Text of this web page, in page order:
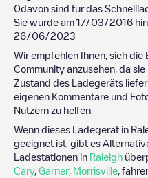
0davon sind für das
Sie wurde am 17/03/2016
26/06/2023
Wir empfehlen Ihnen, sich die
Community anzusehen, da
Zustand des Ladegeräts
eigenen Kommentare und
Nutzern zu helfen.
Wenn dieses Ladegerät in
geeignet ist, gibt es
Ladestationen in Raleigh
Cary, Garner, Morrisville ,